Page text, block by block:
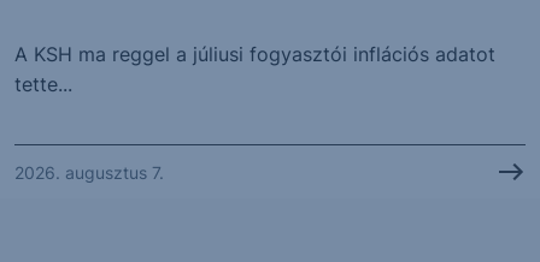
A KSH ma reggel a júliusi fogyasztói inflációs adatot
tette...
2026. augusztus 7.